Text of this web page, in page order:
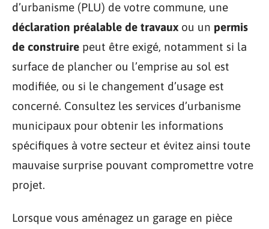
d’urbanisme (PLU) de votre commune, une
déclaration préalable de travaux ou un permis
de construire peut être exigé, notamment si la
surface de plancher ou l’emprise au sol est
modifiée, ou si le changement d’usage est
concerné. Consultez les services d’urbanisme
municipaux pour obtenir les informations
spécifiques à votre secteur et évitez ainsi toute
mauvaise surprise pouvant compromettre votre
projet.
Lorsque vous aménagez un garage en pièce